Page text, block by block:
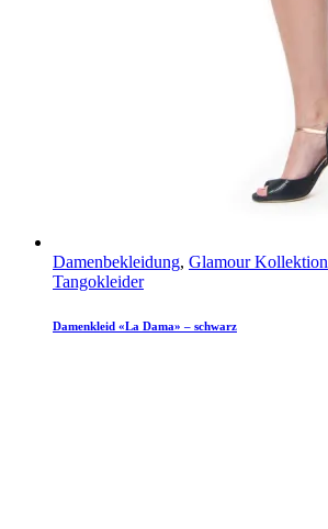
Damenbekleidung, Glamour Kollektion
Tangokleider
Damenkleid «La Dama» – schwarz